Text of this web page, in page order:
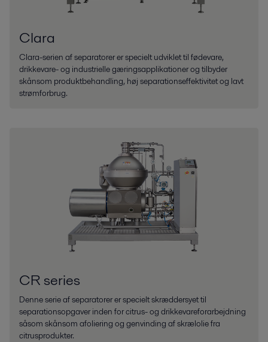
Clara
Clara-serien af separatorer er specielt udviklet til fødevare,
drikkevare- og industrielle gæringsapplikationer og tilbyder
skånsom produktbehandling, høj separationseffektivitet og lavt
strømforbrug.
CR series
Denne serie af separatorer er specielt skræddersyet til
separationsopgaver inden for citrus- og drikkevareforarbejdning
såsom skånsom afoliering og genvinding af skrælolie fra
citrusprodukter.